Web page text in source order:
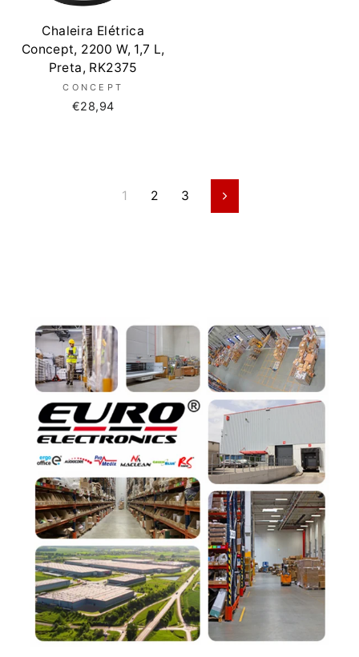
Chaleira Elétrica
Concept, 2200 W, 1,7 L,
Preta, RK2375
CONCEPT
€28,94
1 2 3 Seguinte